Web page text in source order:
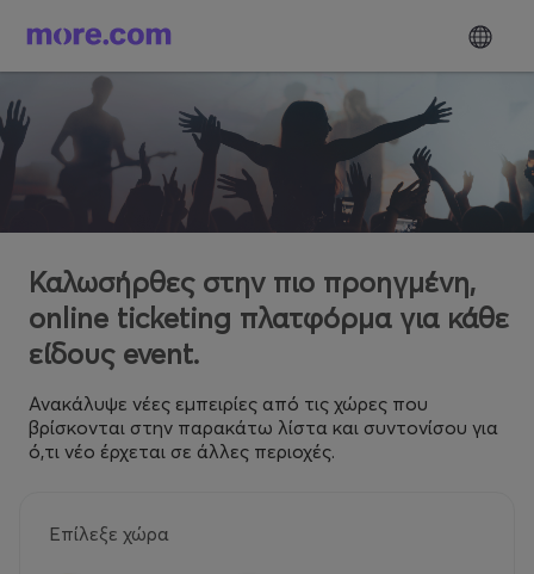
Καλωσήρθες στην πιο προηγμένη,
online ticketing πλατφόρμα για κάθε
είδους event.
Ανακάλυψε νέες εμπειρίες από τις χώρες που
βρίσκονται στην παρακάτω λίστα και συντονίσου για
ό,τι νέο έρχεται σε άλλες περιοχές.
Επίλεξε χώρα